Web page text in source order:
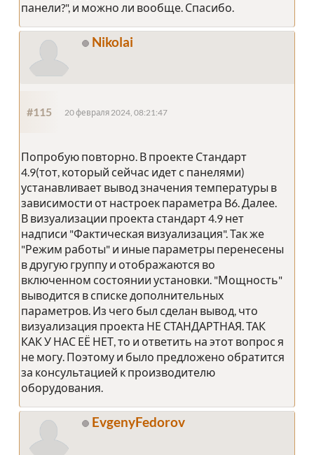
панели?", и можно ли вообще. Спасибо.
Nikolai
#115 20 февраля 2024, 08:21:47
Попробую повторно. В проекте Стандарт
4.9(тот, который сейчас идет с панелями)
устанавливает вывод значения температуры в
зависимости от настроек параметра В6. Далее.
В визуализации проекта стандарт 4.9 нет
надписи "Фактическая визуализация". Так же
"Режим работы" и иные параметры перенесены
в другую группу и отображаются во
включенном состоянии установки. "Мощность"
выводится в списке дополнительных
параметров. Из чего был сделан вывод, что
визуализация проекта НЕ СТАНДАРТНАЯ. ТАК
КАК У НАС ЕЁ НЕТ, то и ответить на этот вопрос я
не могу. Поэтому и было предложено обратится
за консультацией к производителю
оборудования.
EvgenyFedorov